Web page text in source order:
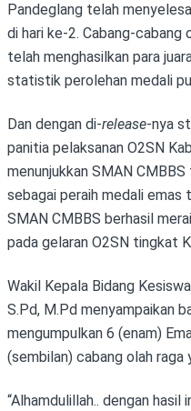
Pandeglang telah
di hari ke-2. Cabang-cabang
telah menghasilkan para
statistik perolehan medali
Dan dengan di-release-nya
panitia pelaksanan O2SN
menunjukkan SMAN
sebagai peraih medali emas
SMAN CMBBS berhasil
pada gelaran O2SN tingkat
Wakil Kepala Bidang
S.Pd, M.Pd menyampaikan
mengumpulkan 6 (enam)
(sembilan) cabang olah raga
“Alhamdulillah.. dengan hasil